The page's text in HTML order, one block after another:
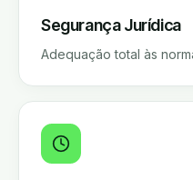
Segurança Jurídica
Adequação total às